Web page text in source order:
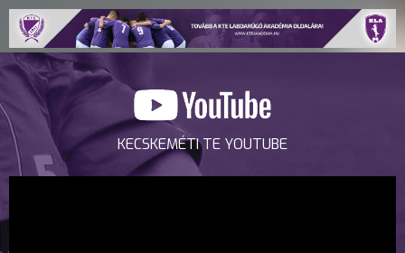
KECSKEMÉTI TE YOUTUBE